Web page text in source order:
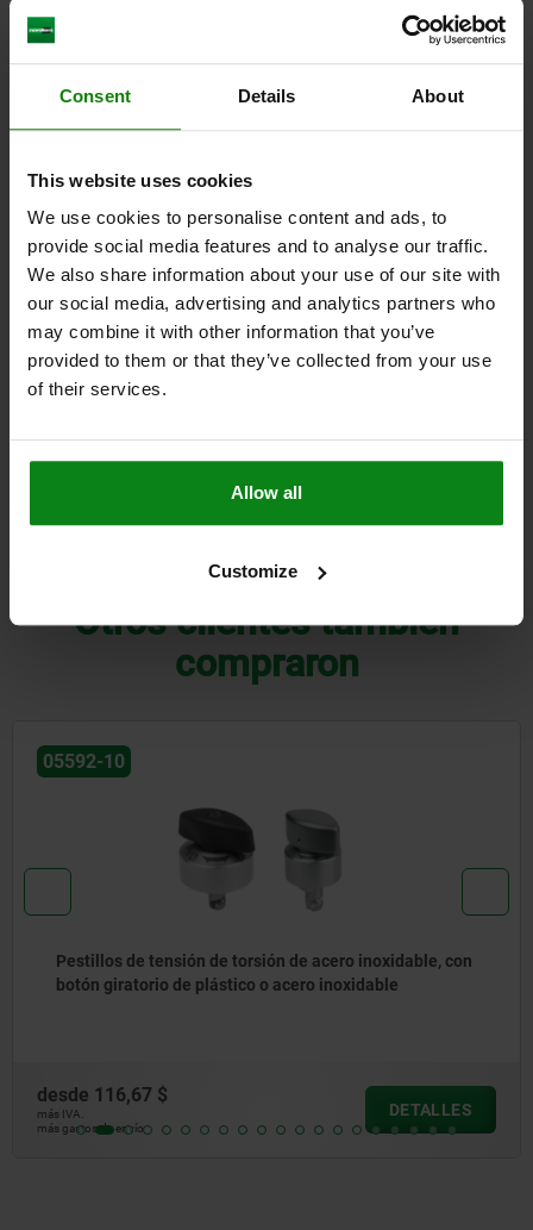
Consent Details About
This website uses cookies
We use cookies to personalise content and ads, to
provide social media features and to analyse our traffic.
We also share information about your use of our site with
our social media, advertising and analytics partners who
may combine it with other information that you’ve
provided to them or that they’ve collected from your use
of their services.
Allow all
Customize
CUARTO DE VUELTA TRIÁNGULO 6,5 MM, D=20,
H=13,5, ACERO INOXIDABLE A4 1.4401
ALTURA=13,5
ESPESOR DE PARED MÁX.=5
38,69 $
más IVA.
más gastos de envío
DETALLES
Otros clientes también
compraron
05561
Cuartos de vuelta compactos, diámetro de la carcasa
20 mm
desde 5,21 $
más IVA.
más gastos de envío
DETALLES